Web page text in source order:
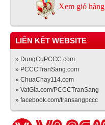
Xem giỏ hàng
LIÊN KẾT WEBSITE
» DungCuPCCC.com
» PCCCTranSang.com
» ChuaChay114.com
» VatGia.com/PCCCTranSang
» facebook.com/transangpccc